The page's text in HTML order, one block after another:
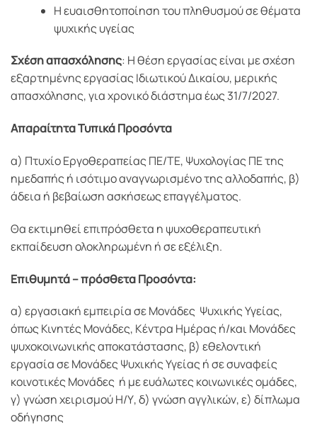
Η ευαισθητοποίηση του πληθυσμού σε θέματα
ψυχικής υγείας
Σχέση απασχόλησης: Η θέση εργασίας είναι με σχέση
εξαρτημένης εργασίας Ιδιωτικού Δικαίου, μερικής
απασχόλησης, για χρονικό διάστημα έως 31/7/2027.
Απαραίτητα Τυπικά Προσόντα
α) Πτυχίο Εργοθεραπείας ΠΕ/ΤΕ, Ψυχολογίας ΠΕ της
ημεδαπής ή ισότιμο αναγνωρισμένο της αλλοδαπής, β)
άδεια ή βεβαίωση ασκήσεως επαγγέλματος.
Θα εκτιμηθεί επιπρόσθετα η ψυχοθεραπευτική
εκπαίδευση ολοκληρωμένη ή σε εξέλιξη.
Επιθυμητά – πρόσθετα Προσόντα:
α) εργασιακή εμπειρία σε Μονάδες Ψυχικής Υγείας,
όπως Κινητές Μονάδες, Κέντρα Ημέρας ή/και Μονάδες
ψυχοκοινωνικής αποκατάστασης, β) εθελοντική
εργασία σε Μονάδες Ψυχικής Υγείας ή σε συναφείς
κοινοτικές Μονάδες ή με ευάλωτες κοινωνικές ομάδες,
γ) γνώση χειρισμού Η/Υ, δ) γνώση αγγλικών, ε) δίπλωμα
οδήγησης